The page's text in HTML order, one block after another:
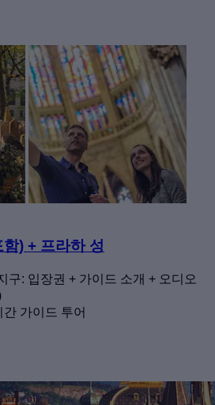
) + 프라하 성
구: 입장권 + 가이드 소개 + 오디오
가이드 투어